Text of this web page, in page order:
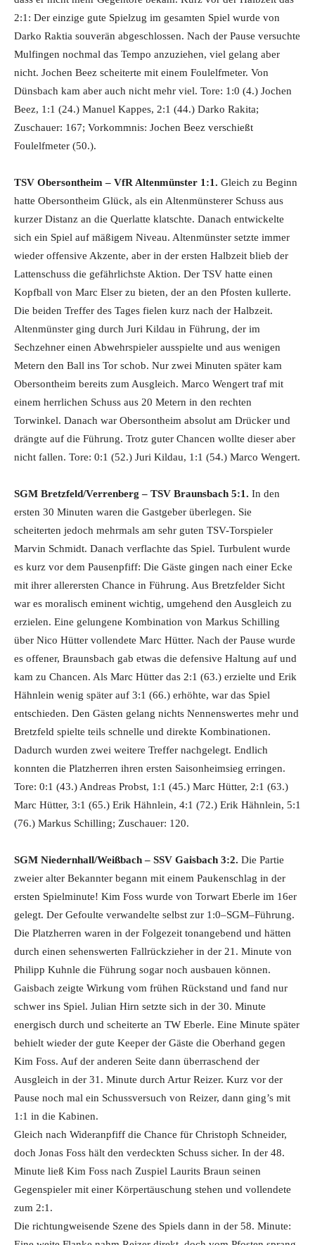
2:1: Der einzige gute Spielzug im gesamten Spiel wurde von
Darko Raktia souverän abgeschlossen. Nach der Pause versuchte
Mulfingen nochmal das Tempo anzuziehen, viel gelang aber
nicht. Jochen Beez scheiterte mit einem Foulelfmeter. Von
Dünsbach kam aber auch nicht mehr viel. Tore: 1:0 (4.) Jochen
Beez, 1:1 (24.) Manuel Kappes, 2:1 (44.) Darko Rakita;
Zuschauer: 167; Vorkommnis: Jochen Beez verschießt
Foulelfmeter (50.).
TSV Obersontheim – VfR Altenmünster 1:1. Gleich zu Beginn
hatte Obersontheim Glück, als ein Altenmünsterer Schuss aus
kurzer Distanz an die Querlatte klatschte. Danach entwickelte
sich ein Spiel auf mäßigem Niveau. Altenmünster setzte immer
wieder offensive Akzente, aber in der ersten Halbzeit blieb der
Lattenschuss die gefährlichste Aktion. Der TSV hatte einen
Kopfball von Marc Elser zu bieten, der an den Pfosten kullerte.
Die beiden Treffer des Tages fielen kurz nach der Halbzeit.
Altenmünster ging durch Juri Kildau in Führung, der im
Sechzehner einen Abwehrspieler ausspielte und aus wenigen
Metern den Ball ins Tor schob. Nur zwei Minuten später kam
Obersontheim bereits zum Ausgleich. Marco Wengert traf mit
einem herrlichen Schuss aus 20 Metern in den rechten
Torwinkel. Danach war Obersontheim absolut am Drücker und
drängte auf die Führung. Trotz guter Chancen wollte dieser aber
nicht fallen. Tore: 0:1 (52.) Juri Kildau, 1:1 (54.) Marco Wengert.
SGM Bretzfeld/Verrenberg – TSV Braunsbach 5:1. In den
ersten 30 Minuten waren die Gastgeber überlegen. Sie
scheiterten jedoch mehrmals am sehr guten TSV-Torspieler
Marvin Schmidt. Danach verflachte das Spiel. Turbulent wurde
es kurz vor dem Pausenpfiff: Die Gäste gingen nach einer Ecke
mit ihrer allerersten Chance in Führung. Aus Bretzfelder Sicht
war es moralisch eminent wichtig, umgehend den Ausgleich zu
erzielen. Eine gelungene Kombination von Markus Schilling
über Nico Hütter vollendete Marc Hütter. Nach der Pause wurde
es offener, Braunsbach gab etwas die defensive Haltung auf und
kam zu Chancen. Als Marc Hütter das 2:1 (63.) erzielte und Erik
Hähnlein wenig später auf 3:1 (66.) erhöhte, war das Spiel
entschieden. Den Gästen gelang nichts Nennenswertes mehr und
Bretzfeld spielte teils schnelle und direkte Kombinationen.
Dadurch wurden zwei weitere Treffer nachgelegt. Endlich
konnten die Platzherren ihren ersten Saisonheimsieg erringen.
Tore: 0:1 (43.) Andreas Probst, 1:1 (45.) Marc Hütter, 2:1 (63.)
Marc Hütter, 3:1 (65.) Erik Hähnlein, 4:1 (72.) Erik Hähnlein, 5:1
(76.) Markus Schilling; Zuschauer: 120.
SGM Niedernhall/Weißbach – SSV Gaisbach 3:2. Die Partie
zweier alter Bekannter begann mit einem Paukenschlag in der
ersten Spielminute! Kim Foss wurde von Torwart Eberle im 16er
gelegt. Der Gefoulte verwandelte selbst zur 1:0–SGM–Führung.
Die Platzherren waren in der Folgezeit tonangebend und hätten
durch einen sehenswerten Fallrückzieher in der 21. Minute von
Philipp Kuhnle die Führung sogar noch ausbauen können.
Gaisbach zeigte Wirkung vom frühen Rückstand und fand nur
schwer ins Spiel. Julian Hirn setzte sich in der 30. Minute
energisch durch und scheiterte an TW Eberle. Eine Minute später
behielt wieder der gute Keeper der Gäste die Oberhand gegen
Kim Foss. Auf der anderen Seite dann überraschend der
Ausgleich in der 31. Minute durch Artur Reizer. Kurz vor der
Pause noch mal ein Schussversuch von Reizer, dann ging’s mit
1:1 in die Kabinen.
Gleich nach Wideranpfiff die Chance für Christoph Schneider,
doch Jonas Foss hält den verdeckten Schuss sicher. In der 48.
Minute ließ Kim Foss nach Zuspiel Laurits Braun seinen
Gegenspieler mit einer Körpertäuschung stehen und vollendete
zum 2:1.
Die richtungweisende Szene des Spiels dann in der 58. Minute: